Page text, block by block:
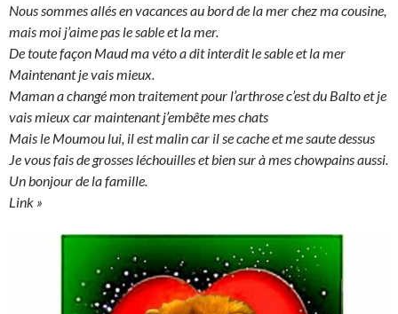
Nous sommes allés en vacances au bord de la mer chez ma cousine,
mais moi j’aime pas le sable et la mer.
De toute façon Maud ma véto a dit interdit le sable et la mer
Maintenant je vais mieux.
Maman a changé mon traitement pour l’arthrose c’est du Balto et je
vais mieux car maintenant j’embête mes chats
Mais le Moumou lui, il est malin car il se cache et me saute dessus
Je vous fais de grosses léchouilles et bien sur à mes chowpains aussi.
Un bonjour de la famille.
Link »